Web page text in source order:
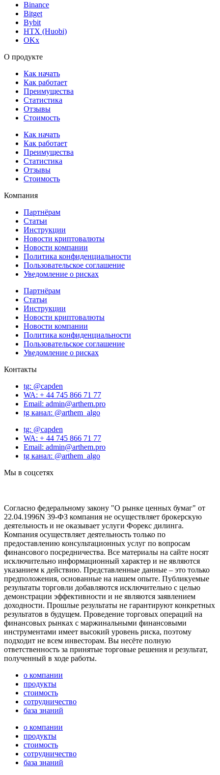
Binance
Bitget
Bybit
HTX (Huobi)
OKx
О продукте
Как начать
Как работает
Преимущества
Статистика
Отзывы
Стоимость
Как начать
Как работает
Преимущества
Статистика
Отзывы
Стоимость
Компания
Партнёрам
Статьи
Инструкции
Новости криптовалюты
Новости компании
Политика конфиденциальности
Пользовательское соглашение
Уведомление о рисках
Партнёрам
Статьи
Инструкции
Новости криптовалюты
Новости компании
Политика конфиденциальности
Пользовательское соглашение
Уведомление о рисках
Контакты
tg: @capden
WA: + 44 745 866 71 77
Email: admin@arthem.pro
tg канал: @arthem_algo
tg: @capden
WA: + 44 745 866 71 77
Email: admin@arthem.pro
tg канал: @arthem_algo
Мы в соцсетях
Согласно федеральному закону "О рынке ценных бумаг" от
22.04.1996N 39-ФЗ компания не осуществляет брокерскую
деятельность и не оказывает услуги Форекс дилинга.
Компания осуществляет деятельность только по
предоставлению консультационных услуг по вопросам
финансового посредничества. Все материалы на сайте носят
исключительно информационный характер и не являются
указанием к действию. Представленные данные – это только
предположения, основанные на нашем опыте. Публикуемые
результаты торговли добавляются исключительно с целью
демонстрации эффективности и не являются заявлением
доходности. Прошлые результаты не гарантируют конкретных
результатов в будущем. Проведение торговых операций на
финансовых рынках с маржинальными финансовыми
инструментами имеет высокий уровень риска, поэтому
подходит не всем инвесторам. Вы несёте полную
ответственность за принятые торговые решения и результат,
полученный в ходе работы.
о компании
продукты
стоимость
сотрудничество
база знаний
о компании
продукты
стоимость
сотрудничество
база знаний